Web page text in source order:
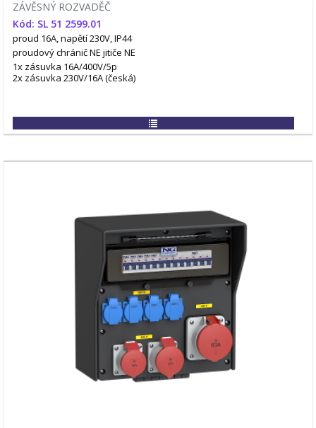
ZÁVĚSNÝ ROZVADĚČ
Kód: SL 51 2599.01
proud 16A, napětí 230V, IP44
proudový chránič NE jitiče NE
1x zásuvka 16A/400V/5p
2x zásuvka 230V/16A (česká)